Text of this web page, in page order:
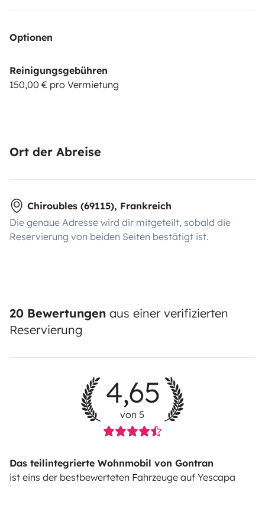
Optionen
Reinigungsgebühren
150,00 € pro Vermietung
Ort der Abreise
Chiroubles (69115), Frankreich
Die genaue Adresse wird dir mitgeteilt, sobald die
Reservierung von beiden Seiten bestätigt ist.
20 Bewertungen aus einer verifizierten
Reservierung
4,65
von 5
Das teilintegrierte Wohnmobil von Gontran
ist eins der bestbewerteten Fahrzeuge auf Yescapa